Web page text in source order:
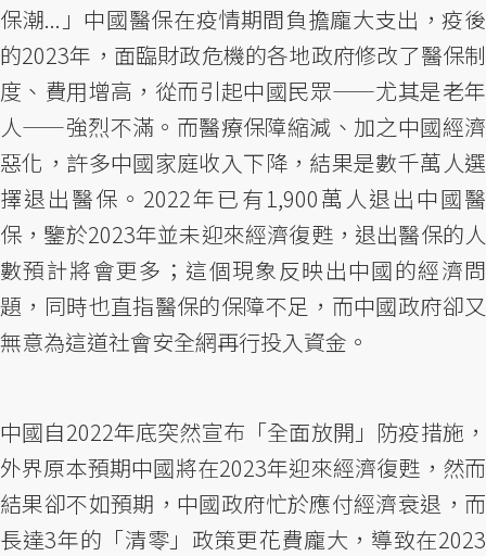
保潮...」中國醫保在疫情期間負擔龐大支出，疫後
的2023年，面臨財政危機的各地政府修改了醫保制
度、費用增高，從而引起中國民眾——尤其是老年
人——強烈不滿。而醫療保障縮減、加之中國經濟
惡化，許多中國家庭收入下降，結果是數千萬人選
擇退出醫保。2022年已有1,900萬人退出中國醫
保，鑒於2023年並未迎來經濟復甦，退出醫保的人
數預計將會更多；這個現象反映出中國的經濟問
題，同時也直指醫保的保障不足，而中國政府卻又
無意為這道社會安全網再行投入資金。
中國自2022年底突然宣布「全面放開」防疫措施，
外界原本預期中國將在2023年迎來經濟復甦，然而
結果卻不如預期，中國政府忙於應付經濟衰退，而
長達3年的「清零」政策更花費龐大，導致在2023